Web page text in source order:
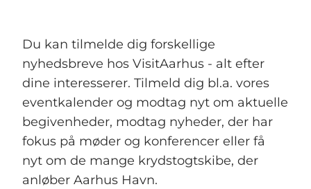
Du kan tilmelde dig forskellige
nyhedsbreve hos VisitAarhus - alt efter
dine interesserer. Tilmeld dig bl.a. vores
eventkalender og modtag nyt om aktuelle
begivenheder, modtag nyheder, der har
fokus på møder og konferencer eller få
nyt om de mange krydstogtskibe, der
anløber Aarhus Havn.